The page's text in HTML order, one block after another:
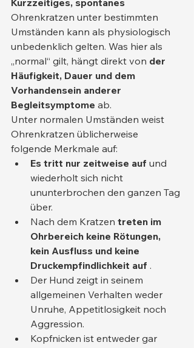
Ohrenkratzen unter bestimmten
Umständen kann als physiologisch
unbedenklich gelten. Was hier als
„normal“ gilt, hängt direkt von der
Häufigkeit, Dauer und dem
Vorhandensein anderer
Begleitsymptome ab.
Unter normalen Umständen weist
Ohrenkratzen üblicherweise
folgende Merkmale auf:
Es tritt nur zeitweise auf und
wiederholt sich nicht
ununterbrochen den ganzen Tag
über.
Nach dem Kratzen treten im
Ohrbereich keine Rötungen,
kein Ausfluss und keine
Druckempfindlichkeit auf .
Der Hund zeigt in seinem
allgemeinen Verhalten weder
Unruhe, Appetitlosigkeit noch
Aggression.
Kopfnicken ist entweder gar